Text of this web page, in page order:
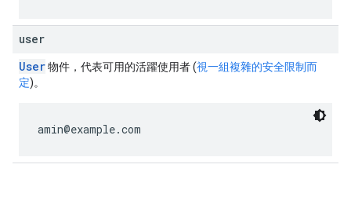
user
User物件，代表可用的活躍使用者 (視一組複雜的安全限制而
定)。
amin@example.com